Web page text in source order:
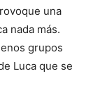
una
nada más.
grupos
Luca que se